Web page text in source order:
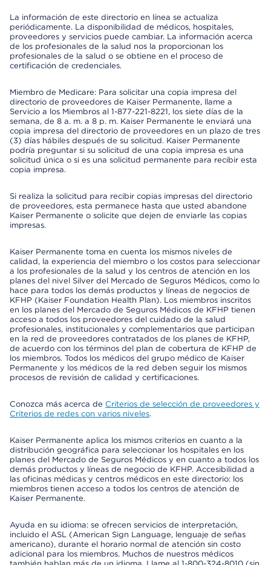
La información de este directorio en línea se actualiza
periódicamente. La disponibilidad de médicos, hospitales,
proveedores y servicios puede cambiar. La información acerca
de los profesionales de la salud nos la proporcionan los
profesionales de la salud o se obtiene en el proceso de
certificación de credenciales.
Miembro de Medicare: Para solicitar una copia impresa del
directorio de proveedores de Kaiser Permanente, llame a
Servicio a los Miembros al 1-877-221-8221, los siete días de la
semana, de 8 a. m. a 8 p. m. Kaiser Permanente le enviará una
copia impresa del directorio de proveedores en un plazo de tres
(3) días hábiles después de su solicitud. Kaiser Permanente
podría preguntar si su solicitud de una copia impresa es una
solicitud única o si es una solicitud permanente para recibir esta
copia impresa.
Si realiza la solicitud para recibir copias impresas del directorio
de proveedores, esta permanece hasta que usted abandone
Kaiser Permanente o solicite que dejen de enviarle las copias
impresas.
Kaiser Permanente toma en cuenta los mismos niveles de
calidad, la experiencia del miembro o los costos para seleccionar
a los profesionales de la salud y los centros de atención en los
planes del nivel Silver del Mercado de Seguros Médicos, como lo
hace para todos los demás productos y líneas de negocios de
KFHP (Kaiser Foundation Health Plan). Los miembros inscritos
en los planes del Mercado de Seguros Médicos de KFHP tienen
acceso a todos los proveedores del cuidado de la salud
profesionales, institucionales y complementarios que participan
en la red de proveedores contratados de los planes de KFHP,
de acuerdo con los términos del plan de cobertura de KFHP de
los miembros. Todos los médicos del grupo médico de Kaiser
Permanente y los médicos de la red deben seguir los mismos
procesos de revisión de calidad y certificaciones.
Conozca más acerca de Criterios de selección de proveedores y
Criterios de redes con varios niveles.
Kaiser Permanente aplica los mismos criterios en cuanto a la
distribución geográfica para seleccionar los hospitales en los
planes del Mercado de Seguros Médicos y en cuanto a todos los
demás productos y líneas de negocio de KFHP. Accesibilidad a
las oficinas médicas y centros médicos en este directorio: los
miembros tienen acceso a todos los centros de atención de
Kaiser Permanente.
Ayuda en su idioma: se ofrecen servicios de interpretación,
incluido el ASL (American Sign Language, lenguaje de señas
americano), durante el horario normal de atención sin costo
adicional para los miembros. Muchos de nuestros médicos